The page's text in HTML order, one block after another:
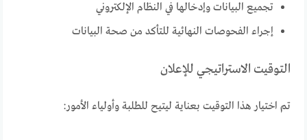
تجميع البيانات وإدخالها في النظام الإلكتروني
إجراء الفحوصات النهائية للتأكد من صحة البيانات
التوقيت الاستراتيجي للإعلان
تم اختيار هذا التوقيت بعناية ليتيح للطلبة وأولياء الأمور: